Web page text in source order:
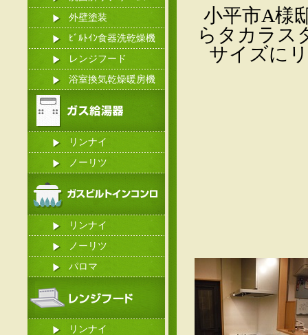
外壁塗装
ﾋﾞﾙﾄｲﾝ食器洗乾燥機
レンジフード
浴室換気乾燥暖房機
リンナイ
ノーリツ
リンナイ
ノーリツ
パロマ
リンナイ
小平市A様
らタカラス
サイズに